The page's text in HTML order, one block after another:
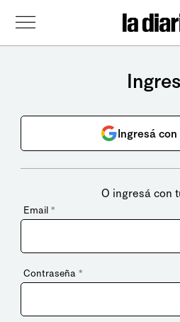
Ingresá
O ingresá con
Email *
Contraseña *